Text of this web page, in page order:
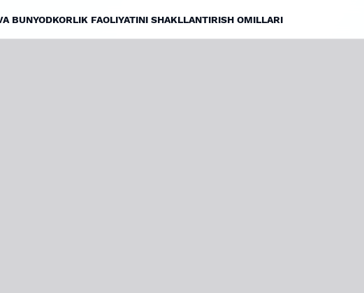
BUNYODKORLIK FAOLIYATINI SHAKLLANTIRISH OMILLARI